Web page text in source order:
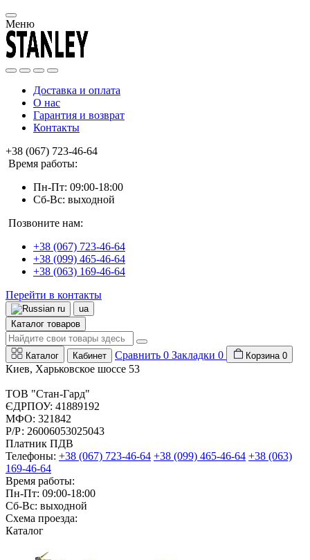
Меню
Доставка и оплата
О нас
Гарантия и возврат
Контакты
+38 (067) 723-46-64
Время работы:
Пн-Пт: 09:00-18:00
Сб-Вс: выходной
Позвоните нам:
+38 (067) 723-46-64
+38 (099) 465-46-64
+38 (063) 169-46-64
Перейти в контакты
ru
ua
Каталог товаров
Каталог Кабинет Сравнить 0 Закладки 0 Корзина 0
Киев, Харьковское шоссе 53
ТОВ "Стан-Гард"
ЄДРПОУ: 41889192
МФО: 321842
Р/Р: 26006053025043
Платник ПДВ
Телефоны: +38 (067) 723-46-64 +38 (099) 465-46-64 +38 (063)
169-46-64
Время работы:
Пн-Пт: 09:00-18:00
Сб-Вс: выходной
Схема проезда:
Каталог